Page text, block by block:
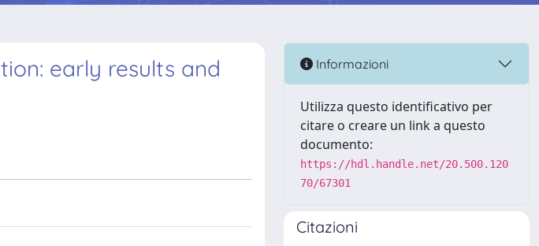
early results and
Informazioni
Utilizza questo identificativo per
citare o creare un link a questo
documento:
https://hdl.handle.net/20.500.120
70/67301
Citazioni